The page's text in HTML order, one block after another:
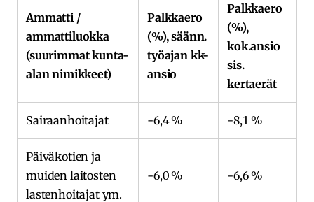
Ammatti /
ammattiluokka
(suurimmat kunta-
alan nimikkeet)
Palkkaero
(%), säänn.
työajan kk-
ansio
Palkkaero
(%),
kok.ansio
sis.
kertaerät
Sairaanhoitajat -6,4 % -8,1 %
Päiväkotien ja
muiden laitosten
lastenhoitajat ym.
-6,0 % -6,6 %